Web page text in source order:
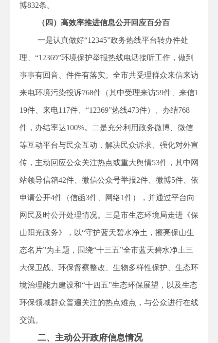
博832条。
（四）高效率推进信息公开回应百分百
一是认真做好“12345”政务热线平台转办件处
理、“12369”环境保护举报热线电话接听工作，做到
事事有回音、件件有落实。全市共受理群众来信来访
来电环境污染投诉768件（其中受理来访59件、来信1
19件、来电117件、“12369”热线473件）、办结768
件，办结率达100%。二是充分利用政务微博、微信
等互动平台与民众互动，解决民众诉求、强化对外宣
传，主动回应公众关注热点或重大舆情53件，其中网
站领导信箱42件、微信公众号举报2件、微博5件、依
申请公开4件（信函3件、网络1件），并通过平台向
网民及时公开处理情况。三是市生态环境局走进《保
山阳光政务》，以“守护蓝天碧水净土，擦亮保山生
态名片”为主题，围绕“十三五”全市蓝天碧水净土三
大保卫战、环保督察整改、生物多样性保护、生态环
境治理能力建设和“十四五”生态环保展望，以及生态
环保领域群众普遍关注的热点难点，与公众进行在线
交流。
二、主动公开政府信息情况